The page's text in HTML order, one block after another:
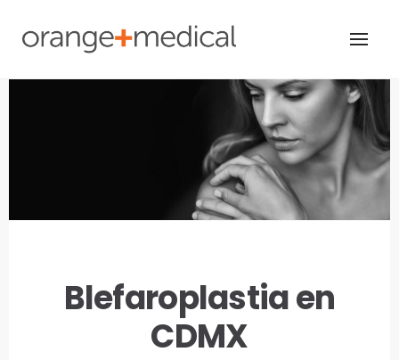
content
Blefaroplastia en
CDMX